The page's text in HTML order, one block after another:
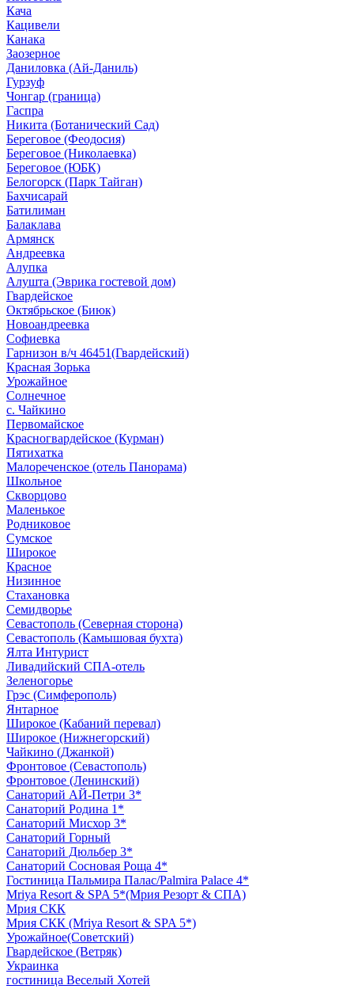
Кача
Кацивели
Канака
Заозерное
Даниловка (Ай-Даниль)
Гурзуф
Чонгар (граница)
Гаспра
Никита (Ботанический Сад)
Береговое (Феодосия)
Береговое (Николаевка)
Береговое (ЮБК)
Белогорск (Парк Тайган)
Бахчисарай
Батилиман
Балаклава
Армянск
Андреевка
Алупка
Алушта (Эврика гостевой дом)
Гвардейское
Октябрьское (Биюк)
Новоандреевка
Софиевка
Гарнизон в/ч 46451(Гвардейский)
Красная Зорька
Урожайное
Солнечное
с. Чайкино
Первомайское
Красногвардейское (Курман)
Пятихатка
Малореченское (отель Панорама)
Школьное
Скворцово
Маленькое
Родниковое
Сумское
Широкое
Красное
Низинное
Стахановка
Семидворье
Севастополь (Северная сторона)
Севастополь (Камышовая бухта)
Ялта Интурист
Ливадийский СПА-отель
Зеленогорье
Грэс (Симферополь)
Янтарное
Широкое (Кабаний перевал)
Широкое (Нижнегорский)
Чайкино (Джанкой)
Фронтовое (Севастополь)
Фронтовое (Ленинский)
Санаторий АЙ-Петри 3*
Санаторий Родина 1*
Санаторий Мисхор 3*
Санаторий Горный
Санаторий Дюльбер 3*
Санаторий Сосновая Роща 4*
Гостиница Пальмира Палас/Palmira Palace 4*
Mriya Resort & SPA 5*(Мрия Резорт & СПА)
Мрия СКК
Мрия СКК (Mriya Resort & SPA 5*)
Урожайное(Советский)
Гвардейское (Ветряк)
Украинка
гостиница Веселый Хотей